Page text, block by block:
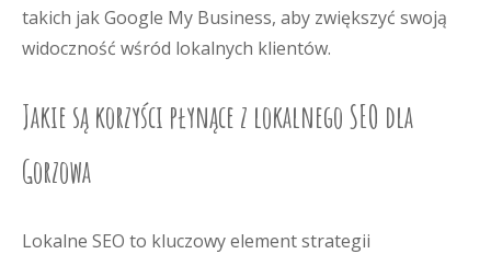
takich jak Google My Business, aby zwiększyć swoją
widoczność wśród lokalnych klientów.
Jakie są korzyści płynące z lokalnego SEO dla
Gorzowa
Lokalne SEO to kluczowy element strategii